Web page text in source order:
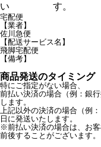
い
す。
宅配便
【業者】
佐川急便
【配送サービス名】
飛脚宅配便
【備考】
商品発送のタイミング
特にご指定がない場合、
前払い決済の場合（例：銀
します。
上記以外の決済の場合（
日に発送いたします。
※前払い決済の場合は、お
前後することがございます。